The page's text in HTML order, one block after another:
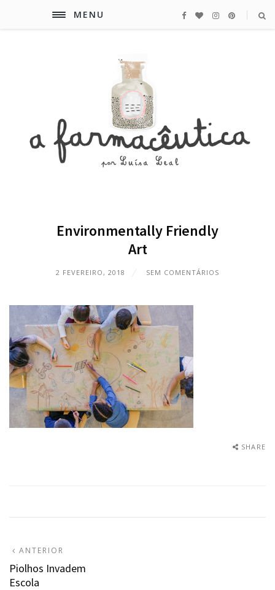
MENU
Environmentally Friendly
Art
2 FEVEREIRO, 2018 SEM COMENTÁRIOS
SHARE
Navegação
de
ANTERIOR
ANTERIOR:
Piolhos Invadem
Escola